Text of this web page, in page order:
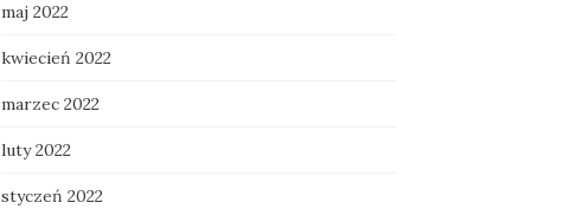
maj 2022
kwiecień 2022
marzec 2022
luty 2022
styczeń 2022